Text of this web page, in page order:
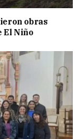
obras
El Niño